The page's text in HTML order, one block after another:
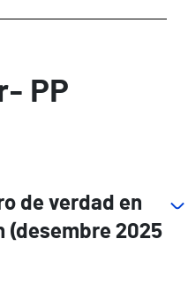
PP
de verdad en
(desembre 2025